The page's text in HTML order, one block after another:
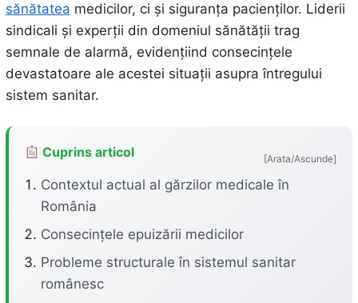
sănătatea medicilor, ci și siguranța pacienților. Liderii
sindicali și experții din domeniul sănătății trag
semnale de alarmă, evidențiind consecințele
devastatoare ale acestei situații asupra întregului
sistem sanitar.
Cuprins articol [Arata/Ascunde]
Contextul actual al gărzilor medicale în
România
Consecințele epuizării medicilor
Probleme structurale în sistemul sanitar
românesc